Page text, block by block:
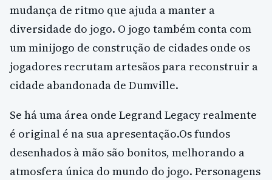
mudança de ritmo que ajuda a manter a
diversidade do jogo. O jogo também conta com
um minijogo de construção de cidades onde os
jogadores recrutam artesãos para reconstruir a
cidade abandonada de Dumville.
Se há uma área onde Legrand Legacy realmente
é original é na sua apresentação.Os fundos
desenhados à mão são bonitos, melhorando a
atmosfera única do mundo do jogo. Personagens